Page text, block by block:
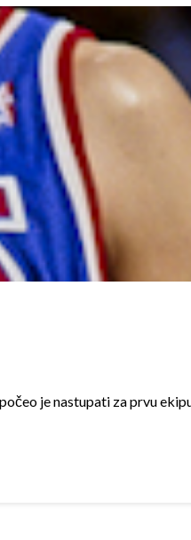
je nastupati za prvu